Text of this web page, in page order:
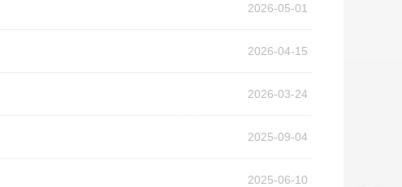
2026-05-01
2026-04-15
2026-03-24
2025-09-04
2025-06-10